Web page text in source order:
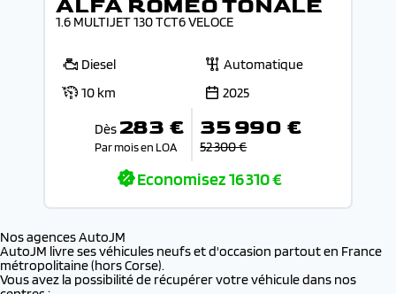
ALFA ROMEO TONALE
1.6 MULTIJET 130 TCT6 VELOCE
Diesel
Automatique
10 km
2025
Dès 283 €
Par mois en LOA
35 990 €
52 300 €
Economisez16 310 €
Nos agences AutoJM
AutoJM livre ses véhicules neufs et d'occasion partout en France
métropolitaine (hors Corse).
Vous avez la possibilité de récupérer votre véhicule dans nos